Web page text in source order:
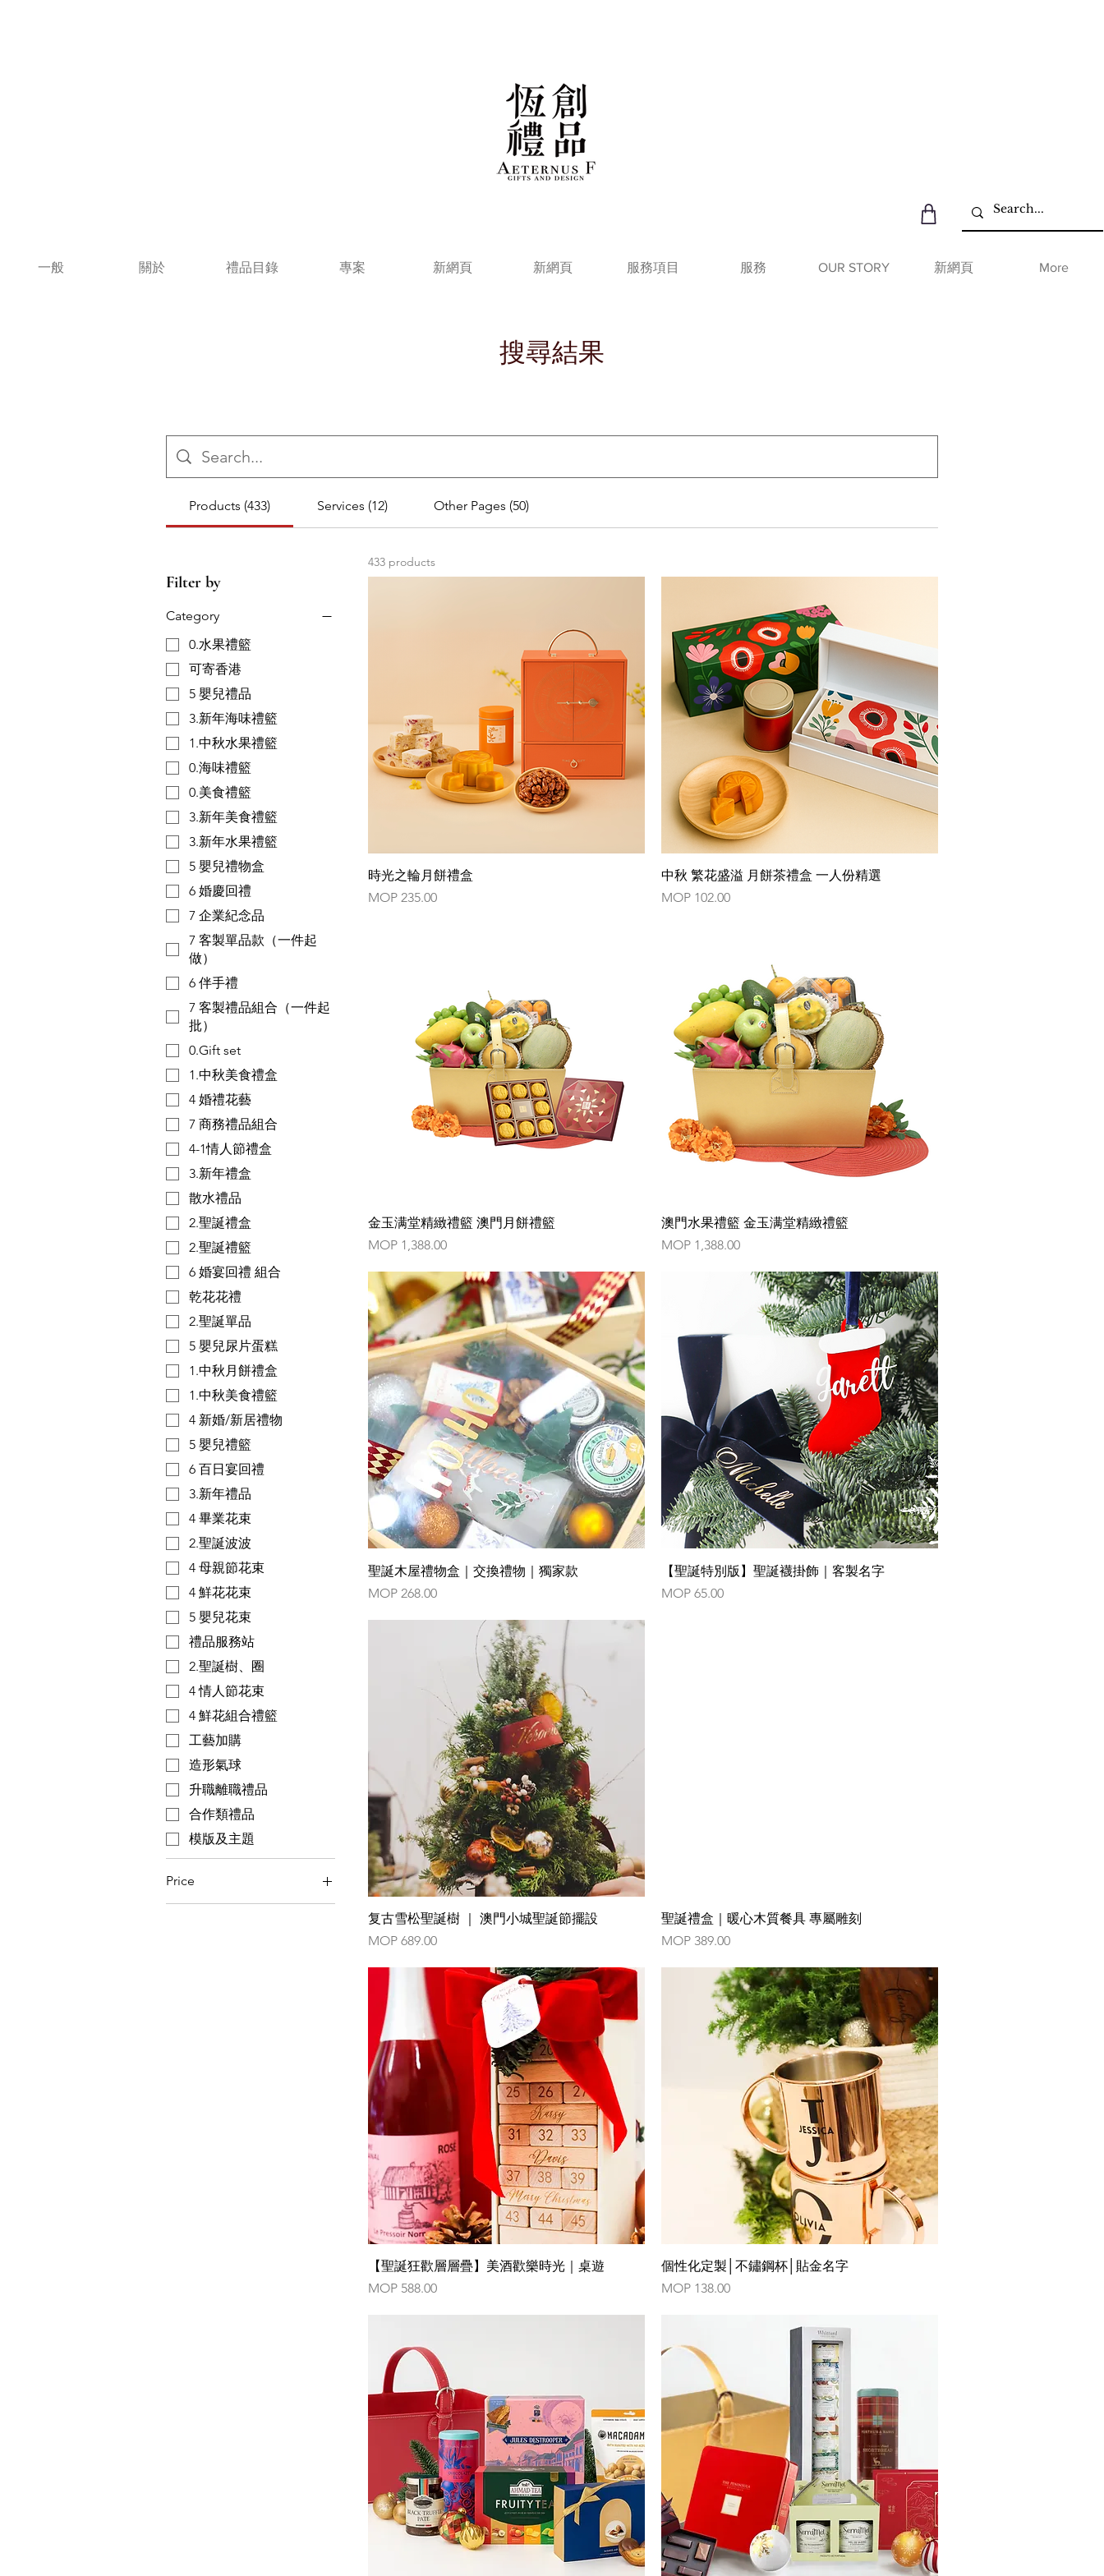
一般 關於 禮品目錄 專案 新網頁 新網頁 服務項目 服務 OUR STORY 新網頁 More
搜尋結果
Products (433) Services (12) Other Pages (50)
Filter by
Category
0.水果禮籃
可寄香港
5 嬰兒禮品
3.新年海味禮籃
1.中秋水果禮籃
0.海味禮籃
0.美食禮籃
3.新年美食禮籃
3.新年水果禮籃
5 嬰兒禮物盒
6 婚慶回禮
7 企業紀念品
7 客製單品款（一件起
做）
6 伴手禮
7 客製禮品組合（一件起
批）
0.Gift set
1.中秋美食禮盒
4 婚禮花藝
7 商務禮品組合
4-1情人節禮盒
3.新年禮盒
散水禮品
2.聖誕禮盒
2.聖誕禮籃
6 婚宴回禮 組合
乾花花禮
2.聖誕單品
5 嬰兒尿片蛋糕
1.中秋月餅禮盒
1.中秋美食禮籃
4 新婚/新居禮物
5 嬰兒禮籃
6 百日宴回禮
3.新年禮品
4 畢業花束
2.聖誕波波
4 母親節花束
4 鮮花花束
5 嬰兒花束
禮品服務站
2.聖誕樹、圈
4 情人節花束
4 鮮花組合禮籃
工藝加購
造形氣球
升職離職禮品
合作類禮品
模版及主題
Price
433 products
時光之輪月餅禮盒
Price
MOP 235.00
中秋 繁花盛溢 月餅茶禮盒 一人份精選
Price
MOP 102.00
金玉满堂精緻禮籃 澳門月餅禮籃
Price
MOP 1,388.00
澳門水果禮籃 金玉满堂精緻禮籃
Price
MOP 1,388.00
聖誕木屋禮物盒｜交換禮物｜獨家款
Price
MOP 268.00
【聖誕特別版】聖誕襪掛飾｜客製名字
Price
MOP 65.00
复古雪松聖誕樹 ｜ 澳門小城聖誕節擺設
Price
MOP 689.00
聖誕禮盒｜暖心木質餐具 專屬雕刻
Price
MOP 389.00
【聖誕狂歡層層疊】美酒歡樂時光｜桌遊
Price
MOP 588.00
個性化定製│不鏽鋼杯│貼金名字
Price
MOP 138.00